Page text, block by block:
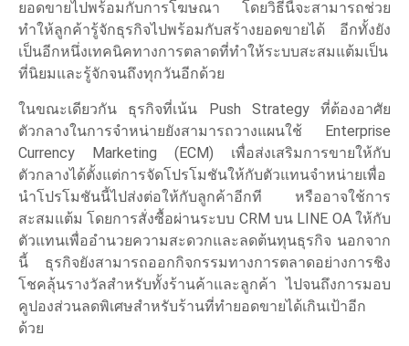
ยอดขายไปพร้อมกับการโฆษณา โดยวิธีนี้จะสามารถช่วย
ทำให้ลูกค้ารู้จักธุรกิจไปพร้อมกับสร้างยอดขายได้ อีกทั้งยัง
เป็นอีกหนึ่งเทคนิคทางการตลาดที่ทำให้ระบบสะสมแต้มเป็น
ที่นิยมและรู้จักจนถึงทุกวันอีกด้วย
ในขณะเดียวกัน ธุรกิจที่เน้น Push Strategy ที่ต้องอาศัย
ตัวกลางในการจำหน่ายยังสามารถวางแผนใช้ Enterprise
Currency Marketing (ECM) เพื่อส่งเสริมการขายให้กับ
ตัวกลางได้ตั้งแต่การจัดโปรโมชันให้กับตัวแทนจำหน่ายเพื่อ
นำโปรโมชันนี้ไปส่งต่อให้กับลูกค้าอีกที หรืออาจใช้การ
สะสมแต้ม โดยการสั่งซื้อผ่านระบบ CRM บน LINE OA ให้กับ
ตัวแทนเพื่ออำนวยความสะดวกและลดต้นทุนธุรกิจ นอกจาก
นี้ ธุรกิจยังสามารถออกกิจกรรมทางการตลาดอย่างการชิง
โชคลุ้นรางวัลสำหรับทั้งร้านค้าและลูกค้า ไปจนถึงการมอบ
คูปองส่วนลดพิเศษสำหรับร้านที่ทำยอดขายได้เกินเป้าอีก
ด้วย